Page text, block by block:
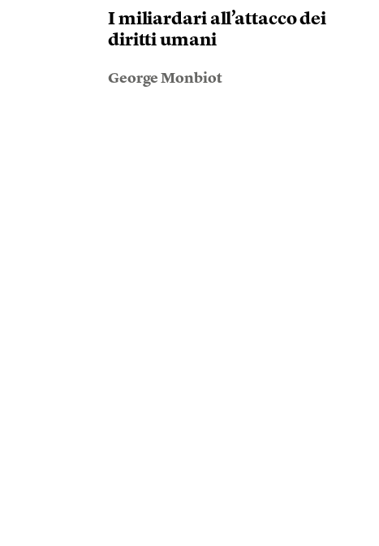
I miliardari all’attacco dei
diritti umani
George Monbiot